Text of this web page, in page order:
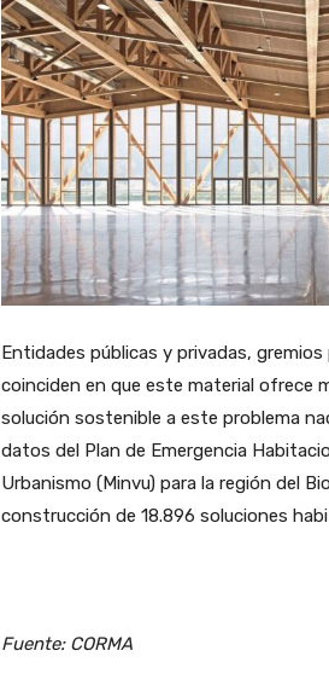
Entidades públicas y privadas,
coinciden en que este material ofrece
solución sostenible a este problema
datos del Plan de Emergencia
Urbanismo (Minvu) para la región del
construcción de 18.896 soluciones
Fuente: CORMA